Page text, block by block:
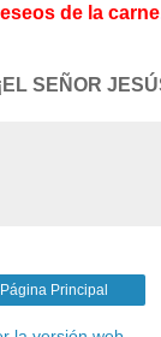
de la carne
SEÑOR
Página Principal